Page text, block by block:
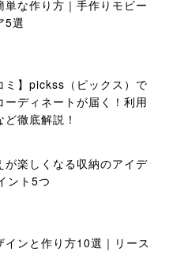
単な作り方｜手作りモビー
5選
ミ】pickss（ピックス）で
ーディネートが届く！利用
徹底解説！
が楽しくなる収納のアイデ
ント5つ
インと作り方10選｜リース